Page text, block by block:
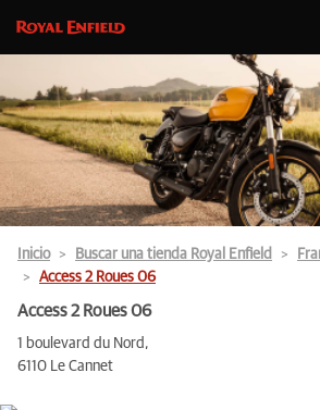
Inicio Buscar una tienda Royal Enfield
Access 2 Roues 06
Access 2 Roues 06
1 boulevard du Nord,
6110 Le Cannet